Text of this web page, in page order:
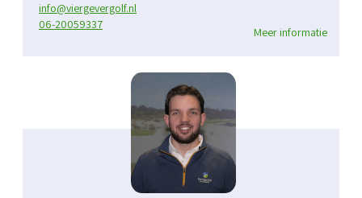
info@viergevergolf.nl
06-20059337
Meer informatie